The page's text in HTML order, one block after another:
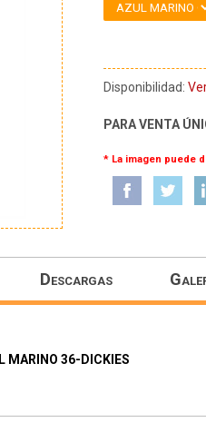
Disponibilidad:
PARA VENTA
* La imagen puede
Descargas
MARINO 36-DICKIES